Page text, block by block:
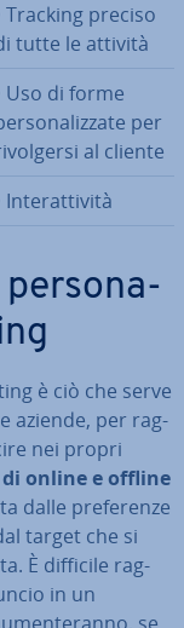
Tracking preciso
tutte le attività
Uso di forme
per
al cliente
In­te­rat­ti­vi­tà
per­so­na­
è ciò che serve
aziende, per rag­
nei propri
online e offline
dalle pre­fe­ren­ze
target che si
È difficile rag­
in un